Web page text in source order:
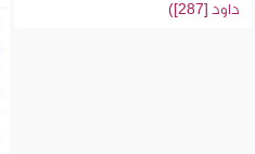
داود [287])